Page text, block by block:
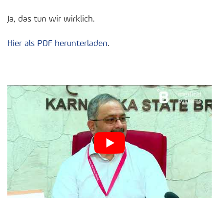
Ja, das tun wir wirklich.
Hier als PDF herunterladen.